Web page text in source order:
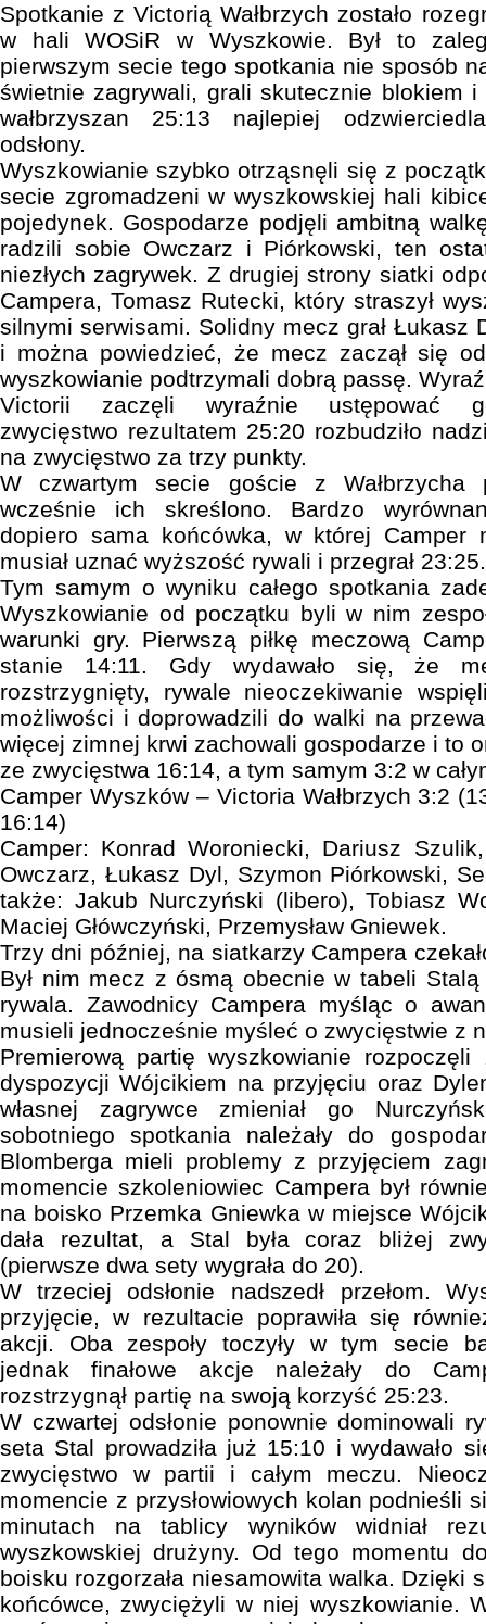
Spotkanie z Victorią Wałbrzych zostało
w hali WOSiR w Wyszkowie. Był to
pierwszym secie tego spotkania nie sposób
świetnie zagrywali, grali skutecznie blokiem
wałbrzyszan 25:13 najlepiej
odsłony.
Wyszkowianie szybko otrząsnęli się z
secie zgromadzeni w wyszkowskiej hali
pojedynek. Gospodarze podjęli ambitną
radzili sobie Owczarz i Piórkowski, ten
niezłych zagrywek. Z drugiej strony siatki
Campera, Tomasz Rutecki, który straszył
silnymi serwisami. Solidny mecz grał Łukasz
i można powiedzieć, że mecz zaczął się
wyszkowianie podtrzymali dobrą passę.
Victorii zaczęli wyraźnie ustępować
zwycięstwo rezultatem 25:20 rozbudziło
na zwycięstwo za trzy punkty.
W czwartym secie goście z
wcześnie ich skreślono. Bardzo
dopiero sama końcówka, w której Camper
musiał uznać wyższość rywali i przegrał 23:25.
Tym samym o wyniku całego spotkania
Wyszkowianie od początku byli w nim
warunki gry. Pierwszą piłkę meczową
stanie 14:11. Gdy wydawało się, że
rozstrzygnięty, rywale nieoczekiwanie
możliwości i doprowadzili do walki na
więcej zimnej krwi zachowali gospodarze i to
ze zwycięstwa 16:14, a tym samym 3:2 w
Camper Wyszków – Victoria Wałbrzych 3:2
16:14)
Camper: Konrad Woroniecki, Dariusz
Owczarz, Łukasz Dyl, Szymon Piórkowski,
także: Jakub Nurczyński (libero), Tobiasz
Maciej Główczyński, Przemysław Gniewek.
Trzy dni później, na siatkarzy Campera
Był nim mecz z ósmą obecnie w tabeli
rywala. Zawodnicy Campera myśląc o
musieli jednocześnie myśleć o zwycięstwie z
Premierową partię wyszkowianie
dyspozycji Wójcikiem na przyjęciu oraz
własnej zagrywce zmieniał go
sobotniego spotkania należały do
Blomberga mieli problemy z przyjęciem
momencie szkoleniowiec Campera był
na boisko Przemka Gniewka w miejsce
dała rezultat, a Stal była coraz bliżej
(pierwsze dwa sety wygrała do 20).
W trzeciej odsłonie nadszedł przełom.
przyjęcie, w rezultacie poprawiła się
akcji. Oba zespoły toczyły w tym secie
jednak finałowe akcje należały do
rozstrzygnął partię na swoją korzyść 25:23.
W czwartej odsłonie ponownie dominowali
seta Stal prowadziła już 15:10 i wydawało
zwycięstwo w partii i całym meczu.
momencie z przysłowiowych kolan podnieśli
minutach na tablicy wyników widniał
wyszkowskiej drużyny. Od tego momentu
boisku rozgorzała niesamowita walka. Dzięki
końcówce, zwyciężyli w niej wyszkowianie.